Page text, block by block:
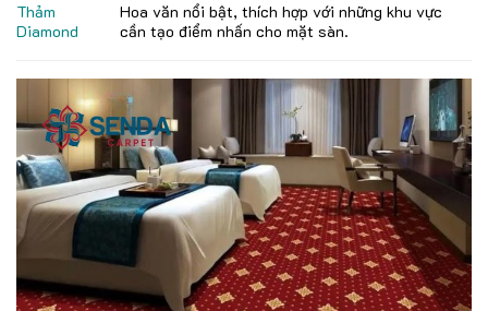
Thảm
Diamond
Hoa văn nổi bật, thích hợp với những khu vực
cần tạo điểm nhấn cho mặt sàn.